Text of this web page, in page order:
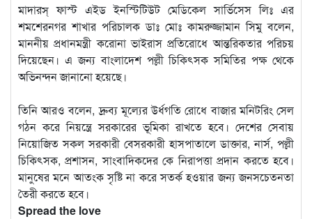
মাদারস্ ফাস্ট এইড ইনস্টিটিউট মেডিকেল সার্ভিসেস লিঃ এর
শমশেরনগর শাখার পরিচালক ডাঃ মোঃ কামরুজ্জামান সিমু বলেন,
মাননীয় প্রধানমন্ত্রী করোনা ভাইরাস প্রতিরোধে আন্তরিকতার পরিচয়
দিয়েছেন। এ জন্য বাংলাদেশ পল্লী চিকিৎসক সমিতির পক্ষ থেকে
অভিনন্দন জানানো হয়েছে।
তিনি আরও বলেন, দ্রুব্য মূল্যের উর্ধগতি রোধে বাজার মনিটরিং সেল
গঠন করে নিয়ন্ত্রে সরকারের ভূমিকা রাখতে হবে। দেশের সেবায়
নিয়োজিত সকল সরকারী বেসরকারী হাসপাতালে ডাক্তার, নার্স, পল্লী
চিকিৎসক, প্রশাসন, সাংবাদিকদের কে নিরাপত্তা প্রদান করতে হবে।
মানুষের মনে আতংক সৃষ্টি না করে সতর্ক হওয়ার জন্য জনসচেতনতা
তৈরী করতে হবে।
Spread the love